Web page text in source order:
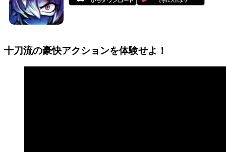
十刀流の豪快アクションを体験せよ！